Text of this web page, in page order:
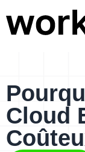
Cloud